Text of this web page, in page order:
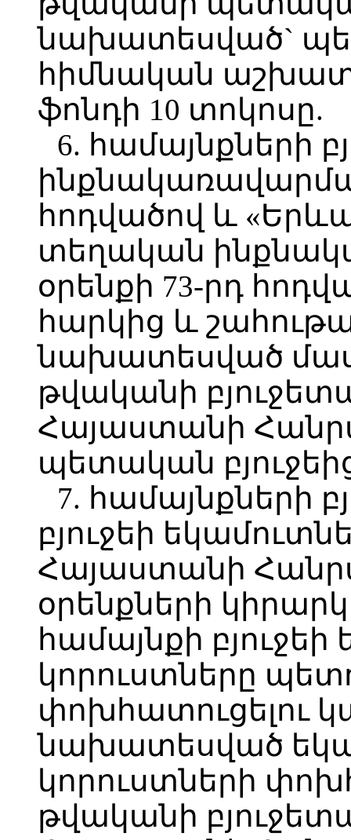
նախատեսված`
հիմնական
ֆոնդի 10 տոկոսը.
6. համայնքների
հոդվածով և
տեղական
օրենքի 73-րդ
հարկից և
նախատեսված
թվականի
Հայաստանի
պետական
7. համայնքների
բյուջեի
Հայաստանի
օրենքների
համայնքի
կորուստները
փոխհատուցելու
նախատեսված
կորուստների
թվականի